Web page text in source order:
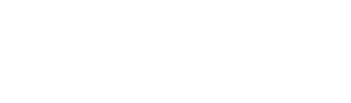
わけではございません。